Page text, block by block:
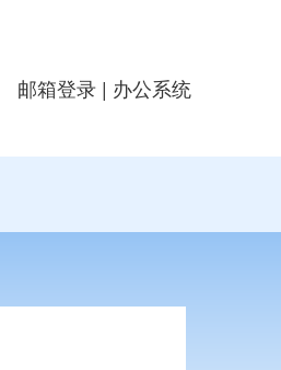
邮箱登录 | 办公系统